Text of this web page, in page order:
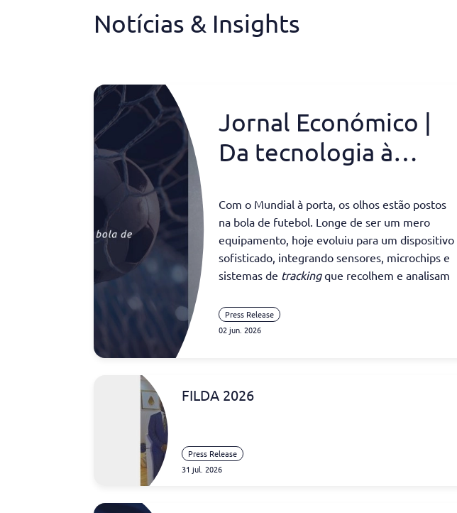
Notícias & Insights
Jornal Económico |
Da tecnologia à
bola de futebol está
a mudar o jogo!
Com o Mundial à porta, os olhos estão postos
na bola de futebol. Longe de ser um mero
equipamento, hoje evoluiu para um dispositivo
sofisticado, integrando sensores, microchips e
sistemas de trackingque recolhem e analisam
Esta transformação deu lugar a um
um papel crucial na proteção e no retorno de
Em entrevista com o jornalista José Carlos
Lourinho e para analisar este cruzamento
Press Release
02 jun. 2026
FILDA 2026
Press Release
31 jul. 2026